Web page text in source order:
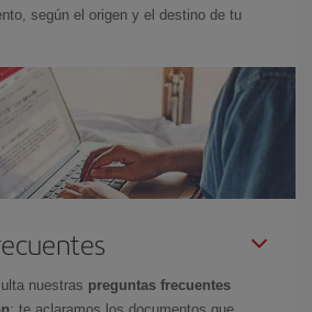
según el origen y el destino de tu
nuestras preguntas frecuentes